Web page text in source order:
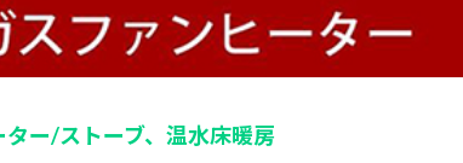
ー/ストーブ、温水床暖房